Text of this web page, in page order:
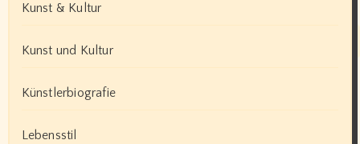
Kunst & Kultur
Kunst und Kultur
Künstlerbiografie
Lebensstil